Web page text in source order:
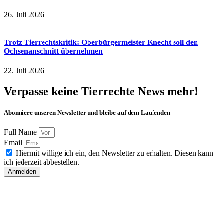
26. Juli 2026
Trotz Tierrechtskritik: Oberbürgermeister Knecht soll den
Ochsenanschnitt übernehmen
22. Juli 2026
Verpasse keine Tierrechte News mehr!
Abonniere unseren Newsletter und bleibe auf dem Laufenden
Full Name
Email
Hiermit willige ich ein, den Newsletter zu erhalten. Diesen kann
ich jederzeit abbestellen.
Anmelden